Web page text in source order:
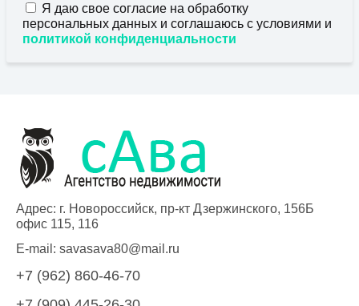
Я даю свое согласие на обработку
персональных данных и соглашаюсь с условиями и
политикой конфиденциальности
Адрес: г. Новороссийск, пр-кт Дзержинского, 156Б
офис 115, 116
E-mail: savasava80@mail.ru
+7 (962) 860-46-70